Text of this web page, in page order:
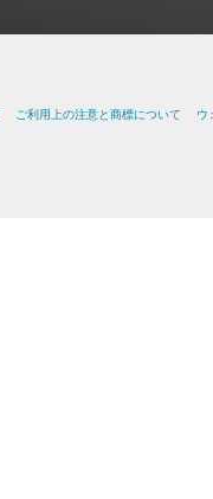
ご利用上の注意と商標について ウ